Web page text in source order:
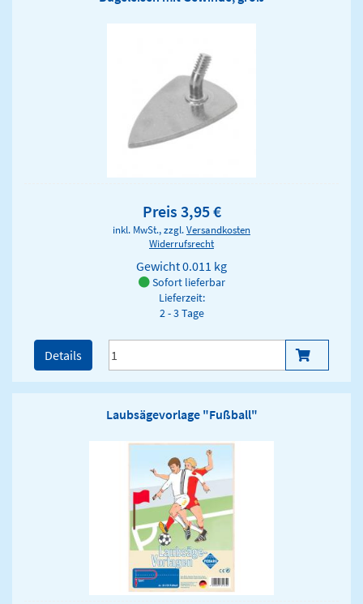
Preis 3,95 €
inkl. MwSt., zzgl.Versandkosten
Widerrufsrecht
Gewicht0.011 kg
Sofort lieferbar
Lieferzeit:
2 - 3 Tage
Details
Laubsägevorlage "Fußball"